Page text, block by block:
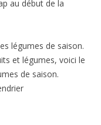
au début de la
légumes de saison.
et légumes, voici le
de saison.